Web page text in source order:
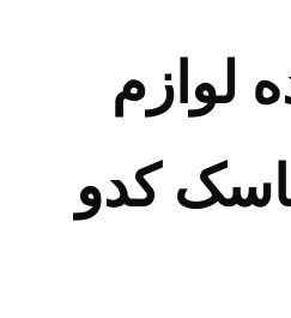
کدو